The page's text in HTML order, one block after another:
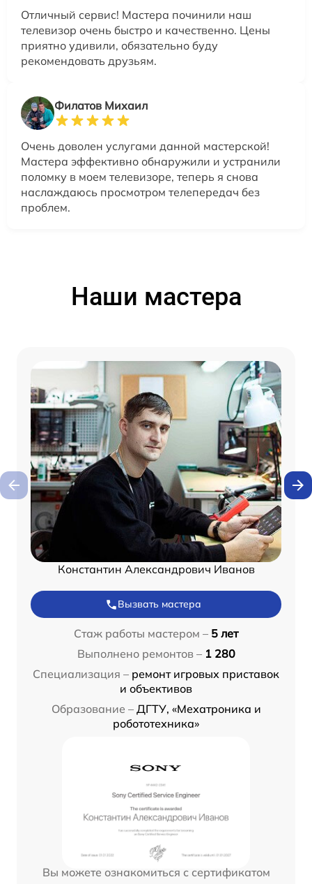
Отличный сервис! Мастера починили наш
телевизор очень быстро и качественно. Цены
приятно удивили, обязательно буду
рекомендовать друзьям.
Филатов Михаил
Очень доволен услугами данной мастерской!
Мастера эффективно обнаружили и устранили
поломку в моем телевизоре, теперь я снова
наслаждаюсь просмотром телепередач без
проблем.
Наши мастера
Константин Александрович Иванов
Вызвать мастера
Стаж работы мастером – 5 лет
Выполнено ремонтов – 1 280
Специализация – ремонт игровых приставок
и объективов
Образование – ДГТУ, «Мехатроника и
робототехника»
Вы можете ознакомиться с сертификатом